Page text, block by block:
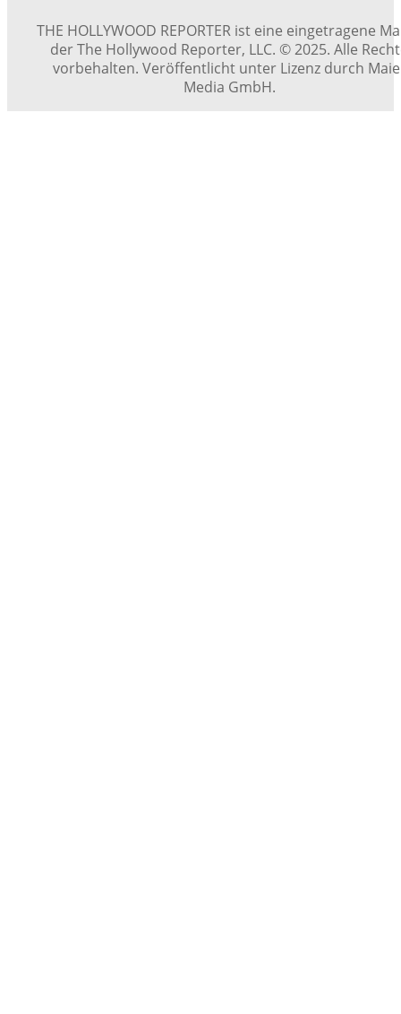
THE HOLLYWOOD REPORTER ist eine eingetragene
der The Hollywood Reporter, LLC. © 2025. Alle
vorbehalten. Veröffentlicht unter Lizenz durch
Media GmbH.